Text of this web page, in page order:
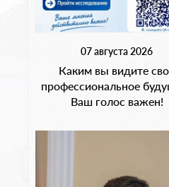
07 августа 2026
Каким вы видите
профессиональное
Ваш голос важен!